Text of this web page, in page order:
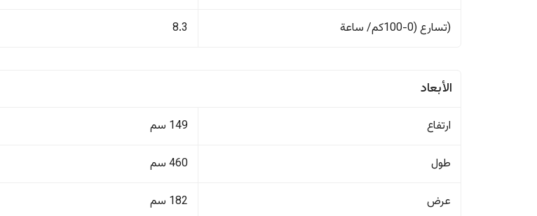
(تسارع (0-100كم/ ساعة 8.3
الأبعاد
ارتفاع 149 سم
طول 460 سم
عرض 182 سم